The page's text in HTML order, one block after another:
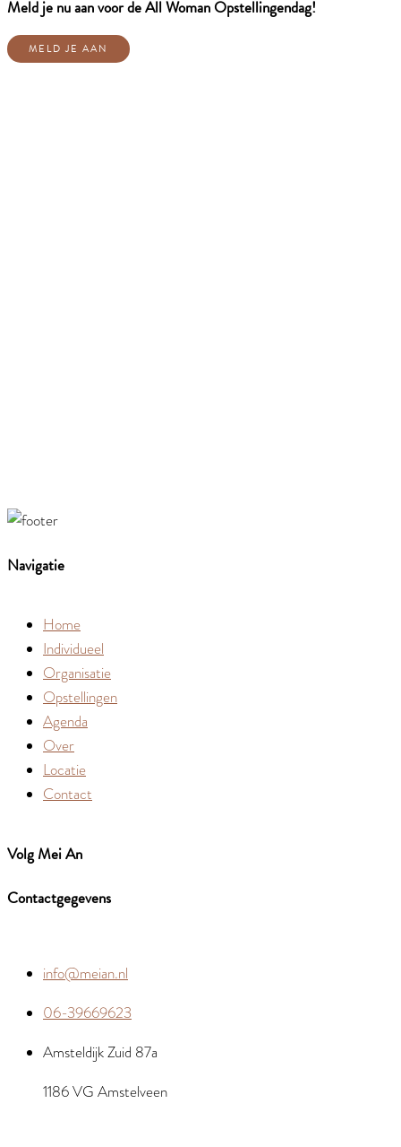
Meld je nu aan voor de All Woman Opstellingendag!
MELD JE AAN
Navigatie
Home
Individueel
Organisatie
Opstellingen
Agenda
Over
Locatie
Contact
Volg Mei An
Contactgegevens
info@meian.nl
06-39669623
Amsteldijk Zuid 87a
1186 VG Amstelveen